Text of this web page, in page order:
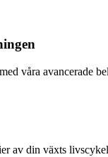
våra avancerade
av din växts